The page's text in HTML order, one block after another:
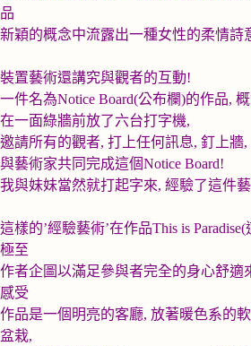
品
新穎的概念中流露出一種女性的柔情詩
裝置藝術還講究與觀者的互動!
一件名為Notice Board(公布欄)的作品,
在一面綠牆前放了六台打字機,
邀請所有的觀者, 打上任何訊息, 釘上牆,
與藝術家共同完成這個Notice Board!
我與妹妹當然就打起字來, 經驗了這件
這樣的’經驗藝術’在作品This is
極至
作者企圖以滿足參與者完全的身心舒適
感受
作品是一個明亮的客廳, 放著暖色系的
盆栽,